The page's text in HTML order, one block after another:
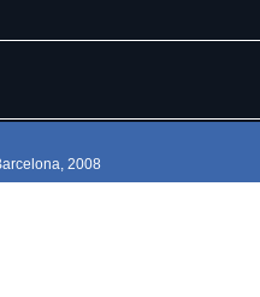
2008